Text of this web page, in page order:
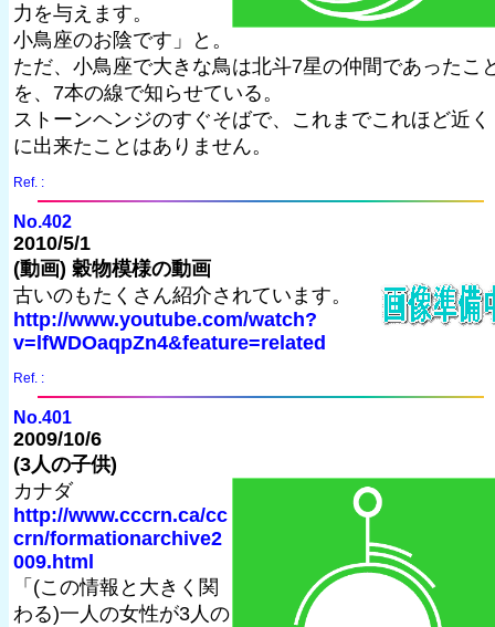
力を与えます。
小鳥座のお陰です」と。
ただ、小鳥座で大きな鳥は北斗7星の仲間であったこ
を、7本の線で知らせている。
ストーンヘンジのすぐそばで、これまでこれほど近く
に出来たことはありません。
Ref. :
No.402
2010/5/1
(動画) 穀物模様の動画
古いのもたくさん紹介されています。
http://www.youtube.com/watch?
v=lfWDOaqpZn4&feature=related
Ref. :
No.401
2009/10/6
(3人の子供)
カナダ
http://www.cccrn.ca/cc
crn/formationarchive2
009.html
「(この情報と大きく関
わる)一人の女性が3人の